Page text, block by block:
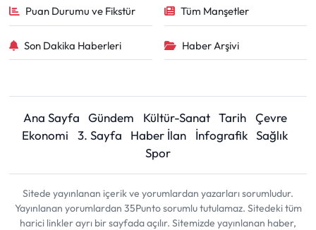
Puan Durumu ve Fikstür Tüm Manşetler
Son Dakika Haberleri Haber Arşivi
Ana Sayfa Gündem Kültür-Sanat Tarih
Çevre
Ekonomi
3. Sayfa Haber İlan İnfografik Sağlık
Spor
Sitede yayınlanan içerik ve yorumlardan yazarları sorumludur.
Yayınlanan yorumlardan 35Punto sorumlu tutulamaz. Sitedeki tüm
harici linkler ayrı bir sayfada açılır. Sitemizde yayınlanan haber,